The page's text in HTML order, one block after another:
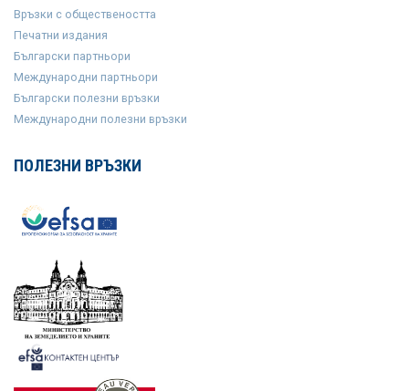
Връзки с обществеността
Печатни издания
Български партньори
Международни партньори
Български полезни връзки
Международни полезни връзки
ПОЛЕЗНИ ВРЪЗКИ